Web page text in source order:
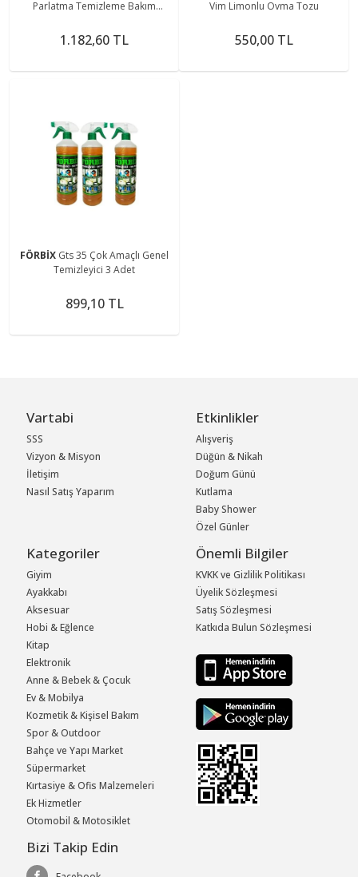
Parlatma Temizleme Bakım
1.182,60 TL
Vim Limonlu Ovma Tozu
550,00 TL
FÖRBİX Gts 35 Çok Amaçlı Genel
Temizleyici 3 Adet
899,10 TL
Vartabi
SSS
Vizyon & Misyon
İletişim
Nasıl Satış Yaparım
Etkinlikler
Alışveriş
Düğün & Nikah
Doğum Günü
Kutlama
Baby Shower
Özel Günler
Kategoriler
Giyim
Ayakkabı
Aksesuar
Hobi & Eğlence
Kitap
Elektronik
Anne & Bebek & Çocuk
Ev & Mobilya
Kozmetik & Kişisel Bakım
Spor & Outdoor
Bahçe ve Yapı Market
Süpermarket
Kırtasiye & Ofis Malzemeleri
Ek Hizmetler
Otomobil & Motosiklet
Önemli Bilgiler
KVKK ve Gizlilik Politikası
Üyelik Sözleşmesi
Satış Sözleşmesi
Katkıda Bulun Sözleşmesi
Bizi Takip Edin